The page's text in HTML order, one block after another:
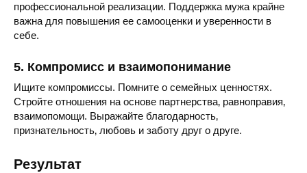
профессиональной реализации. Поддержка мужа крайне
важна для повышения ее самооценки и уверенности в
себе.
5. Компромисс и взаимопонимание
Ищите компромиссы. Помните о семейных ценностях.
Стройте отношения на основе партнерства‚ равноправия‚
взаимопомощи. Выражайте благодарность‚
признательность‚ любовь и заботу друг о друге.
Результат